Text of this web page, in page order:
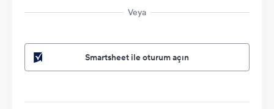
Veya
Smartsheet ile oturum açın